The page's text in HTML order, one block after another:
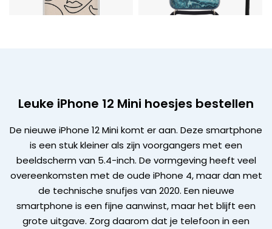
Leuke iPhone 12 Mini hoesjes bestellen
De nieuwe iPhone 12 Mini komt er aan. Deze smartphone
is een stuk kleiner als zijn voorgangers met een
beeldscherm van 5.4-inch. De vormgeving heeft veel
overeenkomsten met de oude iPhone 4, maar dan met
de technische snufjes van 2020. Een nieuwe
smartphone is een fijne aanwinst, maar het blijft een
grote uitgave. Zorg daarom dat je telefoon in een